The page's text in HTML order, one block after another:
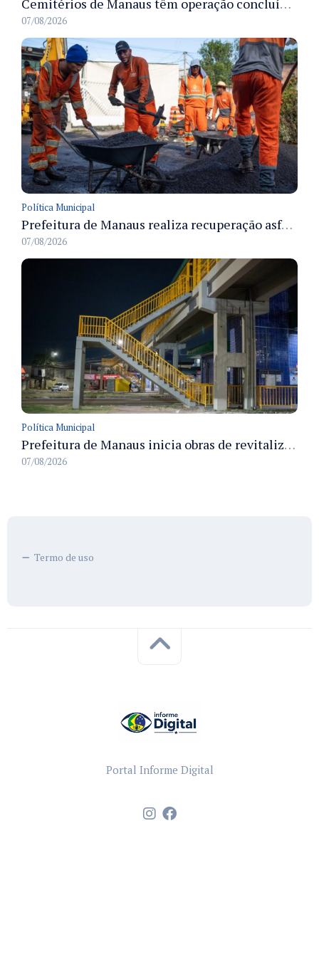
Cemitérios de Manaus têm operação concluída e estrutura pronta para receber famílias no Dia dos Pais
07/08/2026
Política Municipal
Prefeitura de Manaus realiza recuperação asfáltica na rua Canário do Campo e amplia mobilidade na zona Norte
07/08/2026
Política Municipal
Prefeitura de Manaus inicia obras de revitalização na passarela Max Teixeira para ampliar segurança e mobilidade urbana
07/08/2026
Termo de uso
Portal Informe Digital